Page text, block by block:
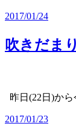
2017/01/24
吹きだま
昨日(22日)か
2017/01/23